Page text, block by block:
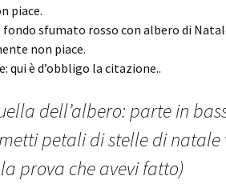
piace.
fondo sfumato rosso con albero di
non piace.
qui è d’obbligo la citazione..
dell’albero: parte in
petali di stelle di natale
prova che avevi fatto)